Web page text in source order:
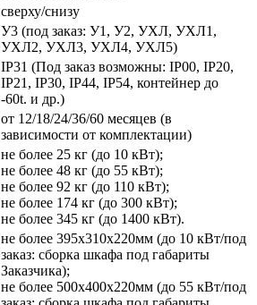
сверху/снизу
У3 (под заказ: У1, У2, УХЛ, УХЛ1,
УХЛ2, УХЛ3, УХЛ4, УХЛ5)
IP31 (Под заказ возможны: IP00, IP20,
IP21, IP30, IP44, IP54, контейнер до
-60t. и др.)
от 12/18/24/36/60 месяцев (в
зависимости от комплектации)
не более 25 кг (до 10 кВт);
не более 48 кг (до 55 кВт);
не более 92 кг (до 110 кВт);
не более 174 кг (до 300 кВт);
не более 345 кг (до 1400 кВт).
не более 395х310х220мм (до 10 кВт/под
заказ: сборка шкафа под габариты
Заказчика);
не более 500х400х220мм (до 55 кВт/под